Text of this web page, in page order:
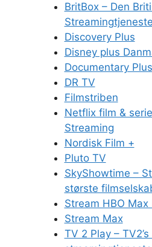
BritBox – Den
Streamingtjeneste
Discovery Plus
Disney plus
Documentary Plus
DR TV
Filmstriben
Netflix film &
Streaming
Nordisk Film +
Pluto TV
SkyShowtime –
største
Stream HBO Max
Stream Max
TV 2 Play –